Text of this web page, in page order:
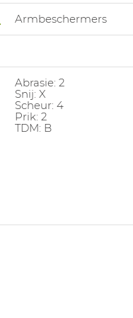
Armbeschermers
Abrasie: 2
Snij: X
Scheur: 4
Prik: 2
TDM: B